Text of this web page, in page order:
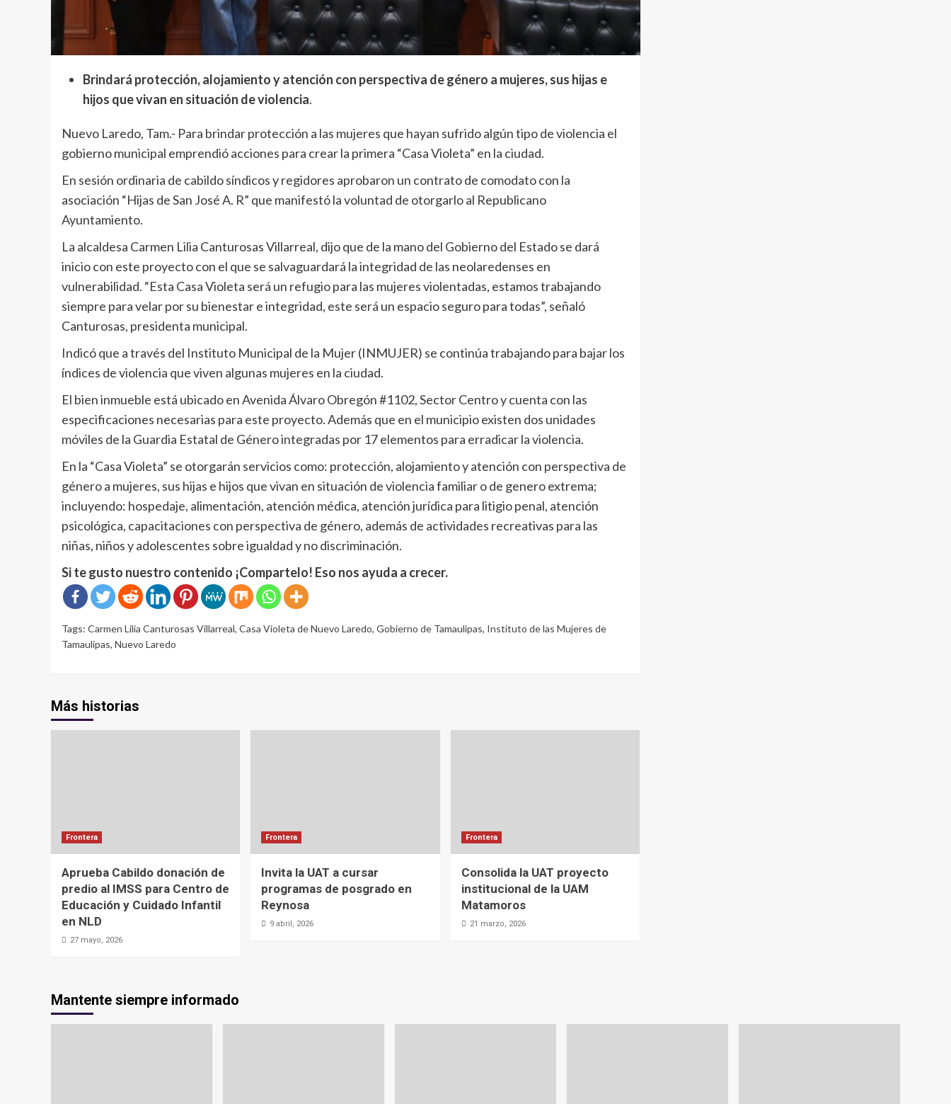
Brindará protección, alojamiento y atención con perspectiva de género a mujeres, sus hijas e
hijos que vivan en situación de violencia.
Nuevo Laredo, Tam.- Para brindar protección a las mujeres que hayan sufrido algún tipo de violencia el
gobierno municipal emprendió acciones para crear la primera “Casa Violeta” en la ciudad.
En sesión ordinaria de cabildo síndicos y regidores aprobaron un contrato de comodato con la
asociación “Hijas de San José A. R” que manifestó la voluntad de otorgarlo al Republicano
Ayuntamiento.
La alcaldesa Carmen Lilia Canturosas Villarreal, dijo que de la mano del Gobierno del Estado se dará
inicio con este proyecto con el que se salvaguardará la integridad de las neolaredenses en
vulnerabilidad. “Esta Casa Violeta será un refugio para las mujeres violentadas, estamos trabajando
siempre para velar por su bienestar e integridad, este será un espacio seguro para todas”, señaló
Canturosas, presidenta municipal.
Indicó que a través del Instituto Municipal de la Mujer (INMUJER) se continúa trabajando para bajar los
índices de violencia que viven algunas mujeres en la ciudad.
El bien inmueble está ubicado en Avenida Álvaro Obregón #1102, Sector Centro y cuenta con las
especificaciones necesarias para este proyecto. Además que en el municipio existen dos unidades
móviles de la Guardia Estatal de Género integradas por 17 elementos para erradicar la violencia.
En la “Casa Violeta” se otorgarán servicios como: protección, alojamiento y atención con perspectiva de
género a mujeres, sus hijas e hijos que vivan en situación de violencia familiar o de genero extrema;
incluyendo: hospedaje, alimentación, atención médica, atención jurídica para litigio penal, atención
psicológica, capacitaciones con perspectiva de género, además de actividades recreativas para las
niñas, niños y adolescentes sobre igualdad y no discriminación.
Si te gusto nuestro contenido ¡Compartelo! Eso nos ayuda a crecer.
Tags: Carmen Lilia Canturosas Villarreal, Casa Violeta de Nuevo Laredo, Gobierno de Tamaulipas, Instituto de las Mujeres de
Tamaulipas, Nuevo Laredo
Más historias
Frontera
Aprueba Cabildo donación de
predio al IMSS para Centro de
Educación y Cuidado Infantil
en NLD
27 mayo, 2026
Frontera
Invita la UAT a cursar
programas de posgrado en
Reynosa
9 abril, 2026
Frontera
Consolida la UAT proyecto
institucional de la UAM
Matamoros
21 marzo, 2026
Mantente siempre informado